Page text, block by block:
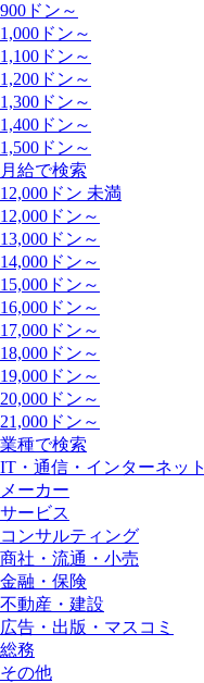
900ドン～
1,000ドン～
1,100ドン～
1,200ドン～
1,300ドン～
1,400ドン～
1,500ドン～
月給で検索
12,000ドン 未満
12,000ドン～
13,000ドン～
14,000ドン～
15,000ドン～
16,000ドン～
17,000ドン～
18,000ドン～
19,000ドン～
20,000ドン～
21,000ドン～
業種で検索
IT・通信・インターネット
メーカー
サービス
コンサルティング
商社・流通・小売
金融・保険
不動産・建設
広告・出版・マスコミ
総務
その他